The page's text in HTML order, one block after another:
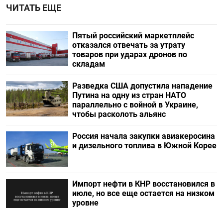
ЧИТАТЬ ЕЩЕ
Пятый российский маркетплейс
отказался отвечать за утрату
товаров при ударах дронов по
складам
Разведка США допустила нападение
Путина на одну из стран НАТО
параллельно с войной в Украине,
чтобы расколоть альянс
Россия начала закупки авиакеросина
и дизельного топлива в Южной Корее
Импорт нефти в КНР восстановился в
июле, но все еще остается на низком
уровне